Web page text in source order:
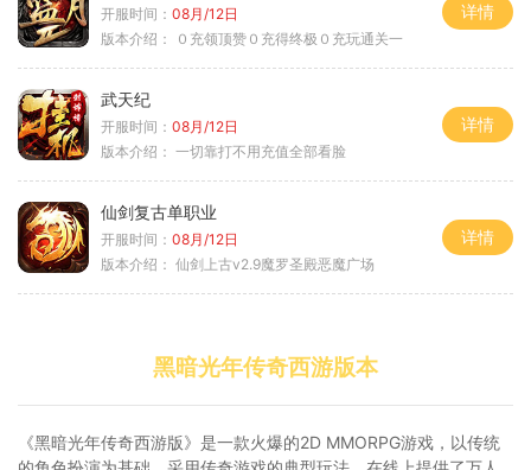
开服时间： 08月/12日
版本介绍：
０充领顶赞０充得终极０充玩通关一
详情
武天纪
开服时间： 08月/12日
版本介绍： 一切靠打不用充值全部看脸
详情
仙剑复古单职业
开服时间： 08月/12日
版本介绍： 仙剑上古v2.9魔罗圣殿恶魔广场
详情
黑暗光年传奇西游版本
《黑暗光年传奇西游版》是一款火爆的2D MMORPG游戏，以传统